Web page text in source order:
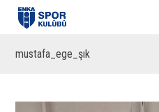
mustafa_ege_şık